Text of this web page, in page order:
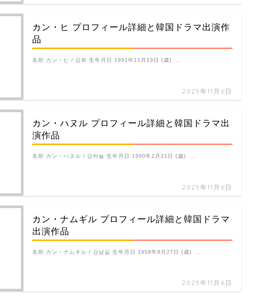
カン・ヒ プロフィール詳細と韓国ドラマ出演作
品
2025年11月6日
名前 カン・ヒ / 강희 生年月日 1991年11月19日 (歳) …
カン・ハヌル プロフィール詳細と韓国ドラマ出
演作品
2025年11月6日
名前 カン・ハヌル / 강하늘 生年月日 1990年2月21日 (歳) …
カン・ナムギル プロフィール詳細と韓国ドラマ
出演作品
2025年11月6日
名前 カン・ナムギル / 강남길 生年月日 1958年8月27日 (歳) …